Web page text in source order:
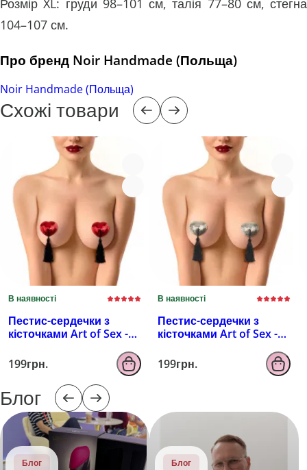
Розмір XL: груди 98–101 см, талія 77–80 см, стегна
104–107 см.
Про бренд Noir Handmade (Польща)
Noir Handmade (Польща)
Схожі товари
В наявності
Пестис-сердечки з
кісточками Art of Sex -
червоний
199грн.
В наявності
Пестис-сердечки з
кісточками Art of Sex -
серебро
199грн.
Блог
Блог Блог